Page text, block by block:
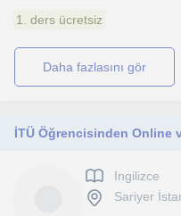
1. ders ücretsiz
daha fazlasını gör
İTÜ Öğrencisinden Online
Ingilizce
Sariyer